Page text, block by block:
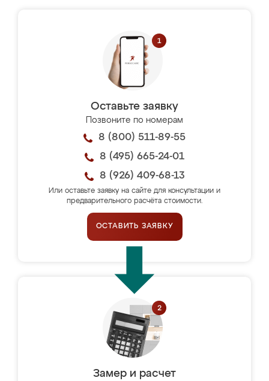
Оставьте заявку
Позвоните по номерам
8 (800) 511-89-55
8 (495) 665-24-01
8 (926) 409-68-13
Или оставьте заявку на сайте для консультации и
предварительного расчёта стоимости.
ОСТАВИТЬ ЗАЯВКУ
Замер и расчет